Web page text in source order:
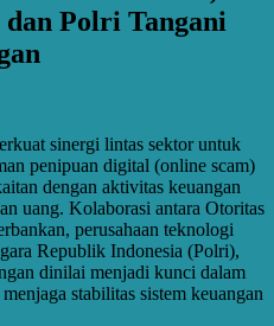
Polri Tangani
sinergi lintas sektor untuk
penipuan digital (online scam)
dengan aktivitas keuangan
uang. Kolaborasi antara Otoritas
perusahaan teknologi
Republik Indonesia (Polri),
dinilai menjadi kunci dalam
stabilitas sistem keuangan